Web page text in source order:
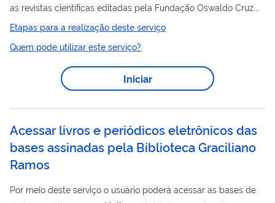
as revistas científicas editadas pela Fundação Oswaldo Cruz.
Aqui, você encontra artigos, notícias, entrevistas, vídeos e
infográficos com base na produção científica em saúde num só
lugar. Assim, é mais fácil acompanhar temas do seu interesse
sob diferentes perspectivas e se manter sempre atualizado.
Lançado em março de 2015, oPortal
é um importante
Fiocruz. Este é um...
Etapas para a realização deste serviço
Quem pode utilizar este serviço?
Iniciar
Acessar livros e periódicos eletrônicos das
bases assinadas pela Biblioteca Graciliano
Ramos
Por meio deste serviço o usuário poderá acessar as bases de